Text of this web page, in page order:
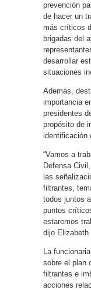
prevención
de hacer un
más críticos
brigadas del
desarrollar
situaciones
Además,
importancia
presidentes
propósito de
identificación
“Vamos a
Defensa
las
filtrantes,
todos juntos
puntos
estaremos
dijo Elizabeth
La
sobre el plan
filtrantes e
acciones